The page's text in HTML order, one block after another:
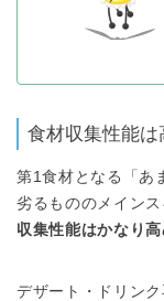
食材収集性能は
第1食材となる「あ
劣るもののメイン
収集性能はかなり高
デザート・ドリン